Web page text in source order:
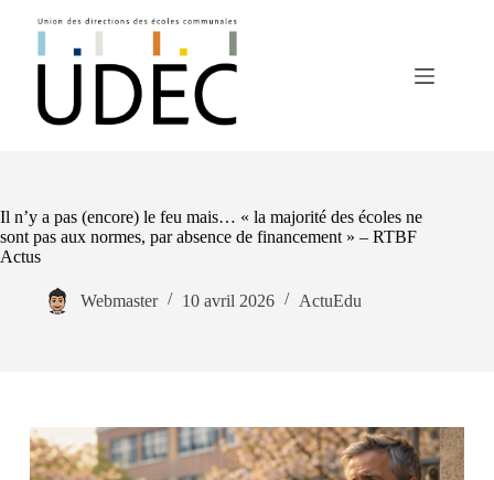
Il n’y a pas (encore) le feu mais… « la majorité des écoles ne
sont pas aux normes, par absence de financement » – RTBF
Actus
Webmaster 10 avril 2026 ActuEdu